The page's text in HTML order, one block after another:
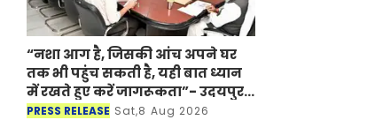
“नशा आग है, जिसकी आंच अपने घर
तक भी पहुंच सकती है, यही बात ध्यान
में रखते हुए करें जागरूकता”- उदयपुर
में राज्यपाल के निर्देश
PRESS RELEASE Sat,8 Aug 2026